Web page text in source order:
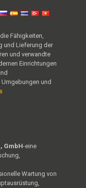
Fähigkeiten,
und Lieferung der
und verwandte
Einrichtungen
und
GmbH-eine
Wartung von